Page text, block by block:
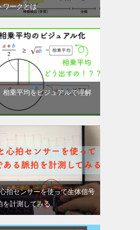
ワークとは
相乗平均をビジュアルで理解
拍センサーを使って生体信号
を計測してみる